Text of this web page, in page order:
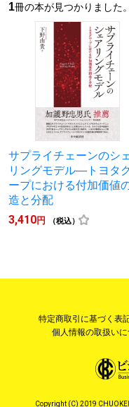
1冊の本が見つかりまし
サプライチェーンのシ
リングモデル―トヨタ
ープにおける付加価値
造と分配
3,410円 （税込）
特定商取引に基づく表
個人情報の取扱いに
Copyright (C) 2019